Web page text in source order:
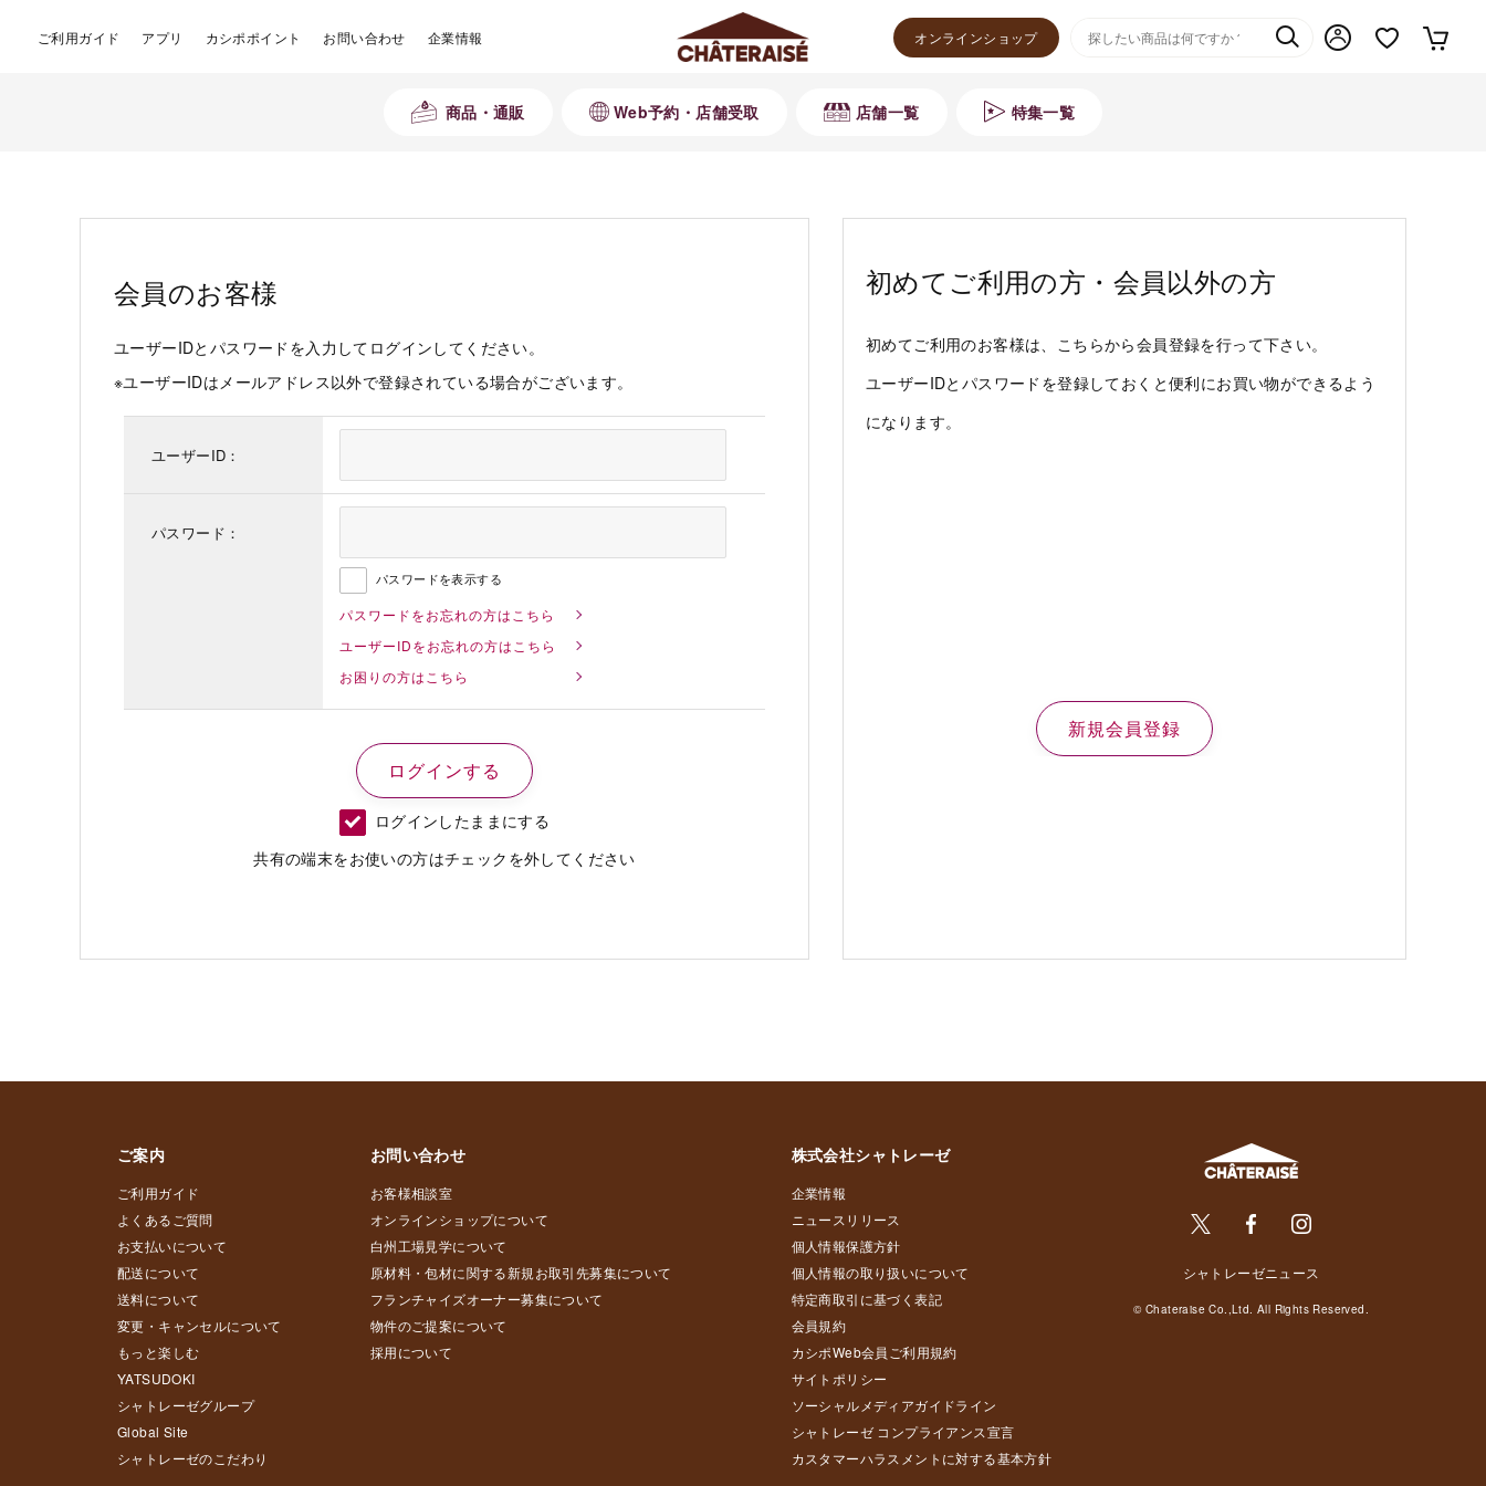
ご利用ガイド アプリ カシポポイント お問い合わせ 企業情報 オンラインショップ
商品・通販 Web予約・店舗受取 店舗一覧 特集一覧
会員のお客様
ユーザーIDとパスワードを入力してログインしてください。
※ユーザーIDはメールアドレス以外で登録されている場合がございます。
ユーザーID：
パスワード：
パスワードを表示する
パスワードをお忘れの方はこちら
ユーザーIDをお忘れの方はこちら
お困りの方はこちら
ログインしたままにする
共有の端末をお使いの方はチェックを外してください
初めてご利用の方・会員以外の方
初めてご利用のお客様は、こちらから会員登録を行って下さい。
ユーザーIDとパスワードを登録しておくと便利にお買い物ができるよう
になります。
ご案内
ご利用ガイド
よくあるご質問
お支払いについて
配送について
送料について
変更・キャンセルについて
もっと楽しむ
YATSUDOKI
シャトレーゼグループ
Global Site
シャトレーゼのこだわり
お問い合わせ
お客様相談室
オンラインショップについて
白州工場見学について
原材料・包材に関する新規お取引先募集について
フランチャイズオーナー募集について
物件のご提案について
採用について
株式会社シャトレーゼ
企業情報
ニュースリリース
個人情報保護方針
個人情報の取り扱いについて
特定商取引に基づく表記
会員規約
カシポWeb会員ご利用規約
サイトポリシー
ソーシャルメディアガイドライン
シャトレーゼ コンプライアンス宣言
カスタマーハラスメントに対する基本方針
シャトレーゼニュース
© Chateraise Co.,Ltd. All Rights Reserved.